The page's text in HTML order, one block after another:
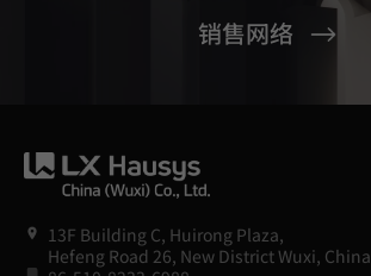
销售网络
13F Building C, Huirong Plaza,
Hefeng Road 26, New District Wuxi, China